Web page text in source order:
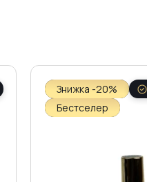
Знижка -20%
Бестселер